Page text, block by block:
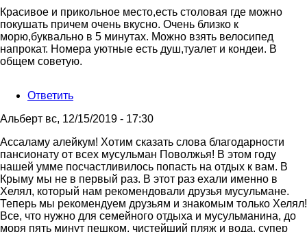
Красивое и прикольное место,есть столовая где можно
покушать причем очень вкусно. Очень близко к
морю,буквально в 5 минутах. Можно взять велосипед
напрокат. Номера уютные есть душ,туалет и кондеи. В
общем советую.
Ответить
Альберт вс, 12/15/2019 - 17:30
Ассаламу алейкум! Хотим сказать слова благодарности
пансионату от всех мусульман Поволжья! В этом году
нашей умме посчастливилось попасть на отдых к вам. В
Крыму мы не в первый раз. В этот раз ехали именно в
Хелял, который нам рекомендовали друзья мусульмане.
Теперь мы рекомендуем друзьям и знакомым только Хелял!
Все, что нужно для семейного отдыха и мусульманина, до
моря пять минут пешком, чистейший пляж и вода, супер